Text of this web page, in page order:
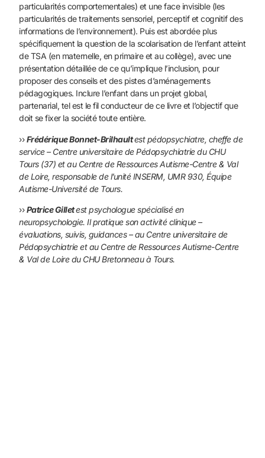
particularités comportementales) et une face invisible (les
particularités de traitements sensoriel, perceptif et cognitif des
informations de l’environnement). Puis est abordée plus
spécifiquement la question de la scolarisationde l’enfant atteint
de TSA (en maternelle, en primaire et aucollège), avec une
présentation détaillée de ce qu’implique l’inclusion, pour
proposer des conseils et des pistes d’aménagements
pédagogiques. Inclure l’enfant dans un projet global,
partenarial, tel est le filconducteur de ce livre et l’objectif que
doit se fixer la société touteentière.
››Frédérique Bonnet-Brilhaultest pédopsychiatre, cheffe de
service – Centre universitaire de Pédopsychiatrie du CHU
Tours (37) et au Centre de Ressources Autisme-Centre & Val
de Loire, responsablede l’unité INSERM, UMR 930, Équipe
Autisme-Université de Tours.
››Patrice Gilletest psychologue spécialisé en
neuropsychologie.Il pratique son activité clinique –
évaluations, suivis, guidances – au Centre universitaire de
Pédopsychiatrie et au Centre de RessourcesAutisme-Centre
& Val de Loire du CHU Bretonneau à Tours.